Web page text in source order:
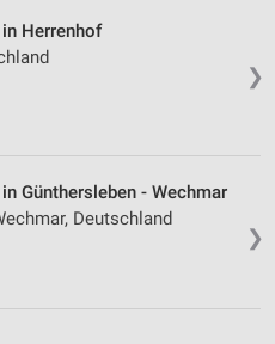
❯
in Herrenhof
❯
Günthersleben - Wechmar
Deutschland